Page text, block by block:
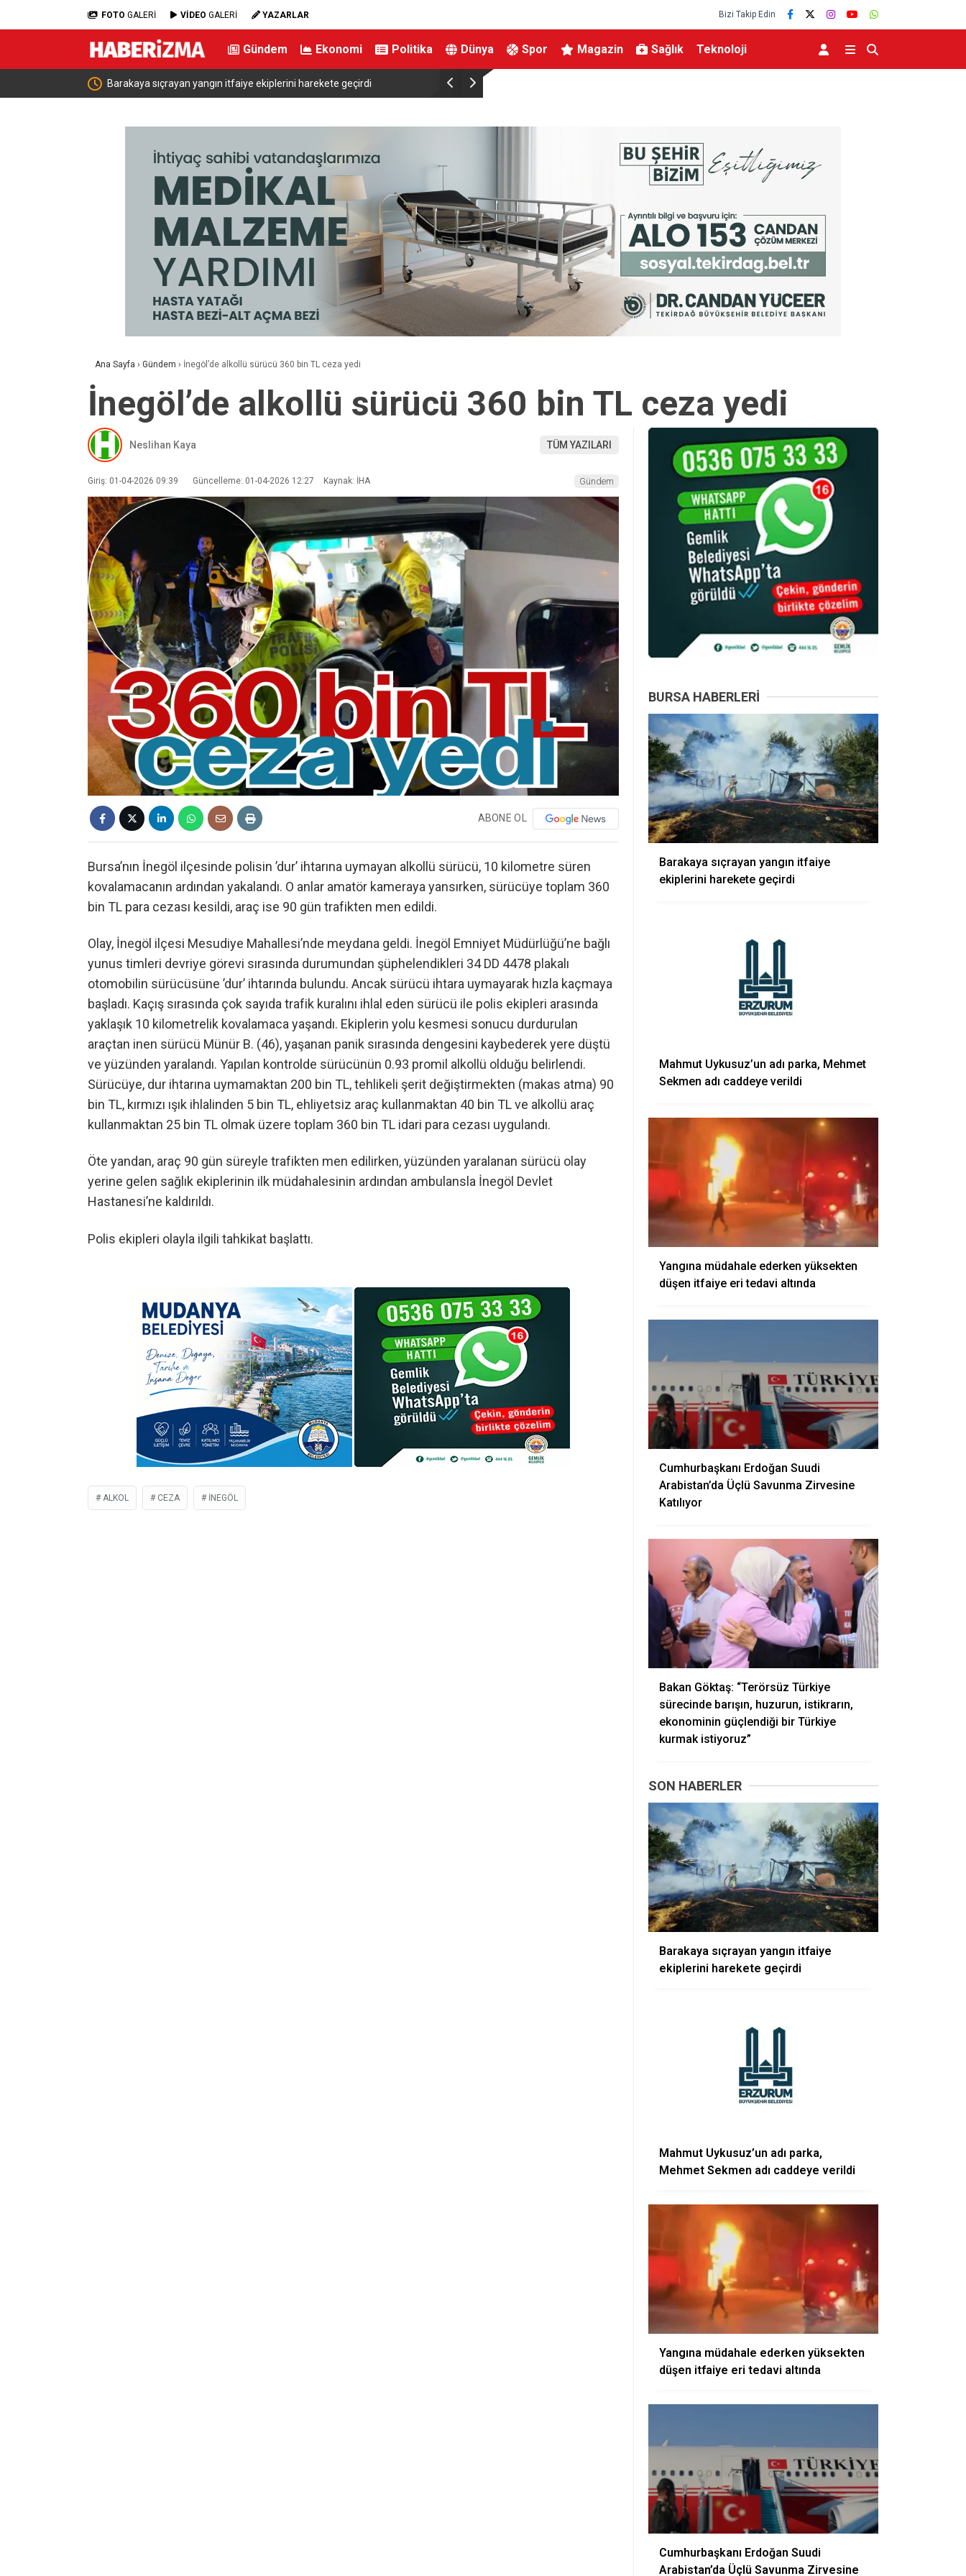
FOTO GALERİ VİDEO GALERİ YAZARLAR Bizi Takip Edin
Gündem Ekonomi Politika Dünya Spor Magazin Sağlık Teknoloji
Barakaya sıçrayan yangın itfaiye ekiplerini harekete geçirdi Mahmut Uykusuz’un adı parka, Mehmet Sekmen adı caddeye verildi
Ana Sayfa › Gündem › İnegöl’de alkollü sürücü 360 bin TL ceza yedi
İnegöl’de alkollü sürücü 360 bin TL ceza yedi
Neslihan Kaya TÜM YAZILARI
Giriş: 01-04-2026 09:39 Güncelleme: 01-04-2026 12:27 Kaynak: İHA Gündem
ABONE OL
Bursa’nın İnegöl ilçesinde polisin ’dur’ ihtarına uymayan alkollü sürücü, 10 kilometre süren
kovalamacanın ardından yakalandı. O anlar amatör kameraya yansırken, sürücüye toplam 360
bin TL para cezası kesildi, araç ise 90 gün trafikten men edildi.
Olay, İnegöl ilçesi Mesudiye Mahallesi’nde meydana geldi. İnegöl Emniyet Müdürlüğü’ne bağlı
yunus timleri devriye görevi sırasında durumundan şüphelendikleri 34 DD 4478 plakalı
otomobilin sürücüsüne ’dur’ ihtarında bulundu. Ancak sürücü ihtara uymayarak hızla kaçmaya
başladı. Kaçış sırasında çok sayıda trafik kuralını ihlal eden sürücü ile polis ekipleri arasında
yaklaşık 10 kilometrelik kovalamaca yaşandı. Ekiplerin yolu kesmesi sonucu durdurulan
araçtan inen sürücü Münür B. (46), yaşanan panik sırasında dengesini kaybederek yere düştü
ve yüzünden yaralandı. Yapılan kontrolde sürücünün 0.93 promil alkollü olduğu belirlendi.
Sürücüye, dur ihtarına uymamaktan 200 bin TL, tehlikeli şerit değiştirmekten (makas atma) 90
bin TL, kırmızı ışık ihlalinden 5 bin TL, ehliyetsiz araç kullanmaktan 40 bin TL ve alkollü araç
kullanmaktan 25 bin TL olmak üzere toplam 360 bin TL idari para cezası uygulandı.
Öte yandan, araç 90 gün süreyle trafikten men edilirken, yüzünden yaralanan sürücü olay
yerine gelen sağlık ekiplerinin ilk müdahalesinin ardından ambulansla İnegöl Devlet
Hastanesi’ne kaldırıldı.
Polis ekipleri olayla ilgili tahkikat başlattı.
ALKOL CEZA İNEGÖL
BURSA HABERLERI
Barakaya sıçrayan yangın itfaiye
ekiplerini harekete geçirdi
Mahmut Uykusuz’un adı parka, Mehmet
Sekmen adı caddeye verildi
Yangına müdahale ederken yüksekten
düşen itfaiye eri tedavi altında
Cumhurbaşkanı Erdoğan Suudi
Arabistan’da Üçlü Savunma Zirvesine
Katılıyor
Bakan Göktaş: “Terörsüz Türkiye
sürecinde barışın, huzurun, istikrarın,
ekonominin güçlendiği bir Türkiye
kurmak istiyoruz”
SON HABERLER
Barakaya sıçrayan yangın itfaiye
ekiplerini harekete geçirdi
Mahmut Uykusuz’un adı parka,
Mehmet Sekmen adı caddeye verildi
Yangına müdahale ederken yüksekten
düşen itfaiye eri tedavi altında
Cumhurbaşkanı Erdoğan Suudi
Arabistan’da Üçlü Savunma Zirvesine